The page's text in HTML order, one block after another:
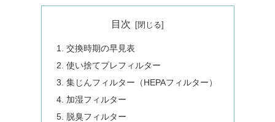
目次
交換時期の早見表
使い捨てプレフィルター
集じんフィルター（HEPAフィルター）
加湿フィルター
脱臭フィルター